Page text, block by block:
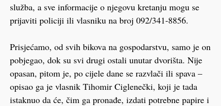
služba, a sve informacije o njegovu kretanju mogu se
prijaviti policiji ili vlasniku na broj 092/341-8856.
Prisjećamo, od svih bikova na gospodarstvu, samo je on
pobjegao, dok su svi drugi ostali unutar dvorišta. Nije
opasan, pitom je, po cijele dane se razvlači ili spava –
opisao ga je vlasnik Tihomir Ciglenečki, koji je tada
istaknuo da će, čim ga pronađe, izdati potrebne papire i